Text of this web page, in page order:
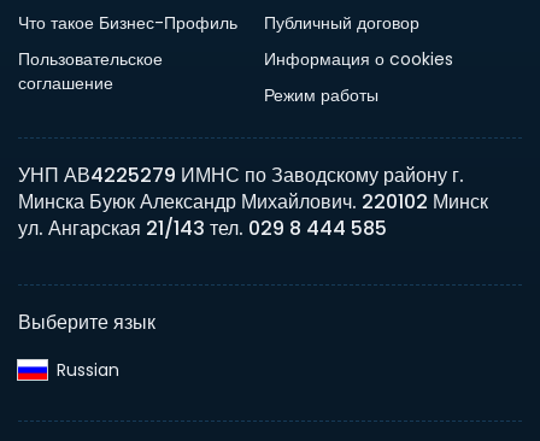
Что такое Бизнес-Профиль
Публичный договор
Пользовательское
соглашение
Информация о cookies
Режим работы
УНП АВ4225279 ИМНС по Заводскому району г.
Минска Буюк Александр Михайлович. 220102 Минск
ул. Ангарская 21/143 тел. 029 8 444 585
Выберите язык
Russian‎